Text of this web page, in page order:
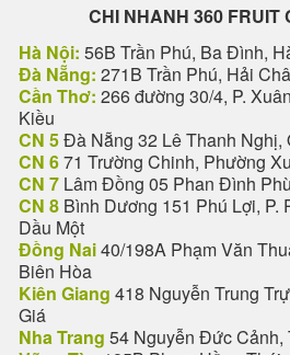
CHI NHANH 360 FRUIT
Hà Nội: 56B Trần Phú, Ba Đình,
Đà Nẵng: 271B Trần Phú, Hải
Cần Thơ: 266 đường 30/4, P.
Kiều
CN 5Đà Nẵng 32 Lê Thanh Nghị,
CN 671 Trường Chinh, Phường
CN 7 Lâm Đồng 05 Phan Đình
CN 8 Bình Dương 151 Phú Lợi, P.
Dầu Một
Đồng Nai40/198A Phạm Văn
Biên Hòa
Kiên Giang 418 Nguyễn Trung
Giá
Nha Trang 54 Nguyễn Đức Cảnh,